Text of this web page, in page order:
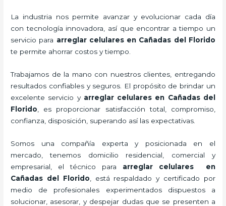
La industria nos permite avanzar y evolucionar cada día
con tecnología innovadora, así que encontrar a tiempo un
servicio para arreglar celulares en Cañadas del Florido
te permite ahorrar costos y tiempo.
Trabajamos de la mano con nuestros clientes, entregando
resultados confiables y seguros. El propósito de brindar un
excelente servicio y arreglar celulares en Cañadas del
Florido , es proporcionar satisfacción total, compromiso,
confianza, disposición, superando así las expectativas.
Somos una compañía experta y posicionada en el
mercado, tenemos domicilio residencial, comercial y
empresarial, el técnico para arreglar celulares en
Cañadas del Florido , está respaldado y certificado por
medio de profesionales experimentados dispuestos a
solucionar, asesorar, y despejar dudas que se presenten a